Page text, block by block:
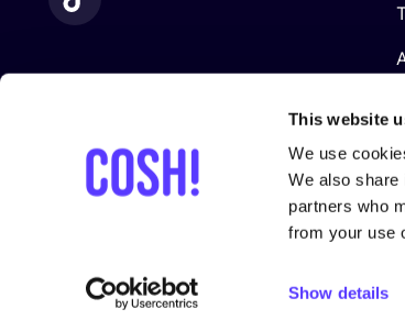
This website
We use
We also share
partners who
from your use
Show details